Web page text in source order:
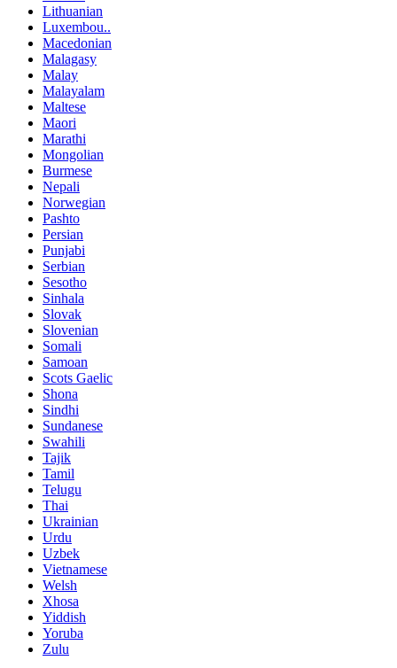
Lithuanian
Luxembou..
Macedonian
Malagasy
Malay
Malayalam
Maltese
Maori
Marathi
Mongolian
Burmese
Nepali
Norwegian
Pashto
Persian
Punjabi
Serbian
Sesotho
Sinhala
Slovak
Slovenian
Somali
Samoan
Scots Gaelic
Shona
Sindhi
Sundanese
Swahili
Tajik
Tamil
Telugu
Thai
Ukrainian
Urdu
Uzbek
Vietnamese
Welsh
Xhosa
Yiddish
Yoruba
Zulu